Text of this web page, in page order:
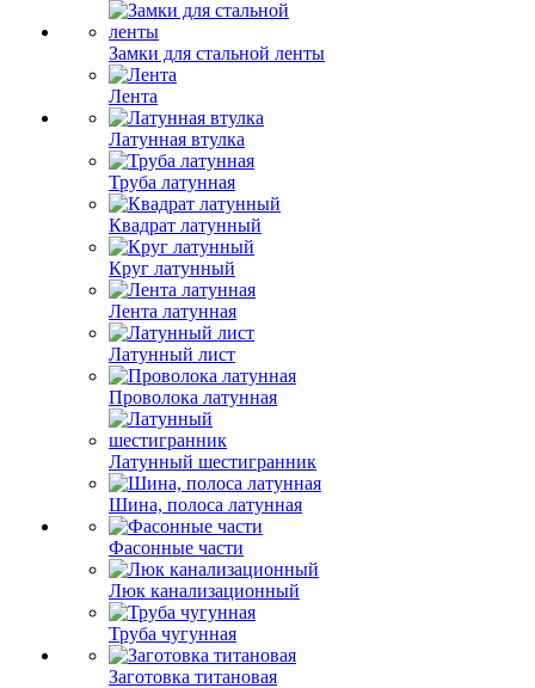
Замки для стальной ленты
Лента
Латунная втулка
Труба латунная
Квадрат латунный
Круг латунный
Лента латунная
Латунный лист
Проволока латунная
Латунный шестигранник
Шина, полоса латунная
Фасонные части
Люк канализационный
Труба чугунная
Заготовка титановая